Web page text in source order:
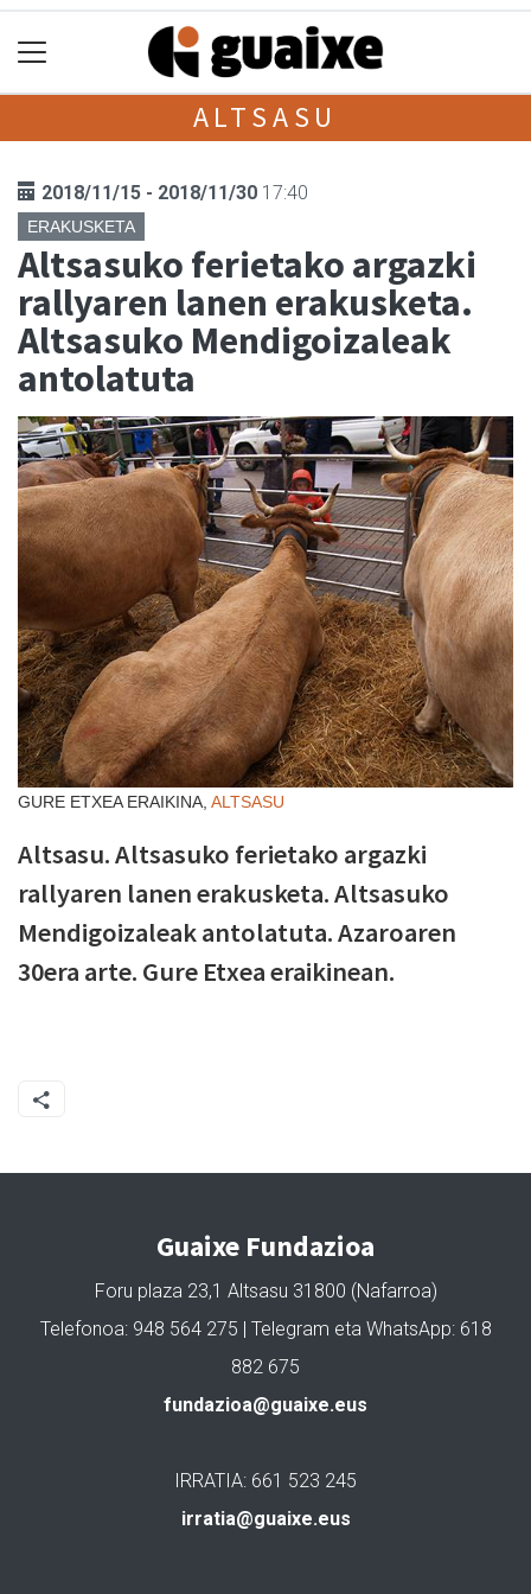
ALTSASU
2018/11/15 - 2018/11/30 17:40
ERAKUSKETA
Altsasuko ferietako argazki
rallyaren lanen erakusketa.
Altsasuko Mendigoizaleak
antolatuta
GURE ETXEA ERAIKINA, ALTSASU
Altsasu. Altsasuko ferietako argazki
rallyaren lanen erakusketa. Altsasuko
Mendigoizaleak antolatuta. Azaroaren
30era arte. Gure Etxea eraikinean.
Guaixe Fundazioa
Foru plaza 23,1 Altsasu 31800 (Nafarroa)
Telefonoa: 948 564 275 | Telegram eta WhatsApp: 618
882 675
fundazioa@guaixe.eus
IRRATIA: 661 523 245
irratia@guaixe.eus